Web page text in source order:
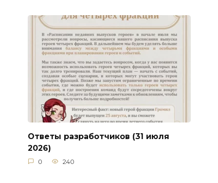
Ответы разработчиков (31 июля
2026)
0 240